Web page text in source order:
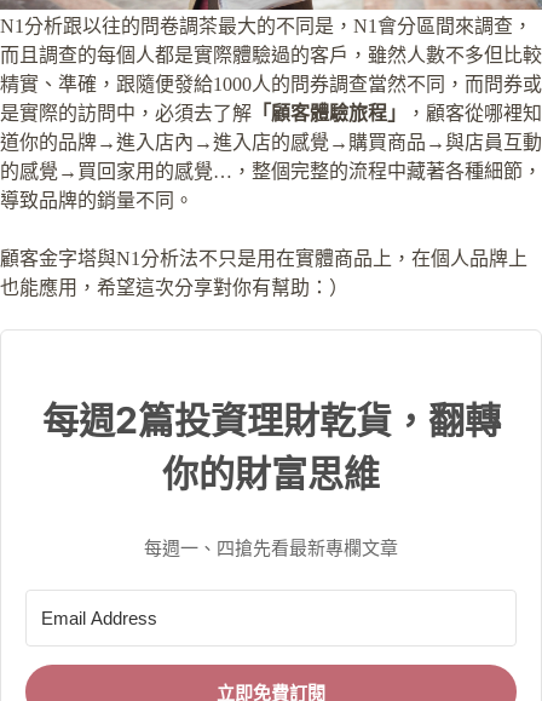
N1分析跟以往的問卷調茶最大的不同是，N1會分區間來調查，
而且調查的每個人都是實際體驗過的客戶，雖然人數不多但比較
精實、準確，跟隨便發給1000人的問券調查當然不同，而問券或
是實際的訪問中，必須去了解 「顧客體驗旅程」
，顧客從哪裡知
道你的品牌→進入店內→進入店的感覺→購買商品→與店員互動
的感覺→買回家用的感覺…，整個完整的流程中藏著各種細節，
導致品牌的銷量不同。
顧客金字塔與N1分析法不只是用在實體商品上，在個人品牌上
也能應用，希望這次分享對你有幫助：）
每週2篇投資理財乾貨，翻轉
你的財富思維
每週一、四搶先看最新專欄文章
立即免費訂閱